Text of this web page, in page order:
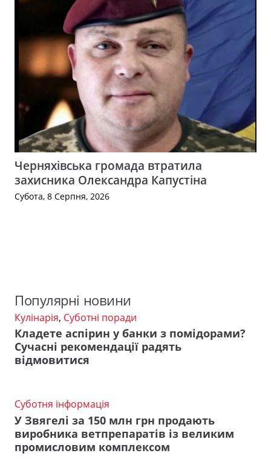
Черняхівська громада втратила
захисника Олександра Капустіна
Субота, 8 Серпня, 2026
Популярні новини
Кулінарія, Суботні поради
Кладете аспірин у банки з помідорами?
Сучасні рекомендації радять
відмовитися
Суботня інформація
У Звягелі за 150 млн грн продають
виробника ветпрепаратів із великим
промисловим комплексом